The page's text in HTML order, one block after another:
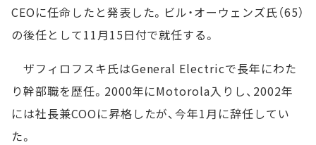
CEOに任命したと発表した。ビル・オーウェンズ氏（65）
の後任として11月15日付で就任する。
ザフィロフスキ氏はGeneral Electricで長年にわた
り幹部職を歴任。2000年にMotorola入りし、2002年
には社長兼COOに昇格したが、今年1月に辞任してい
た。